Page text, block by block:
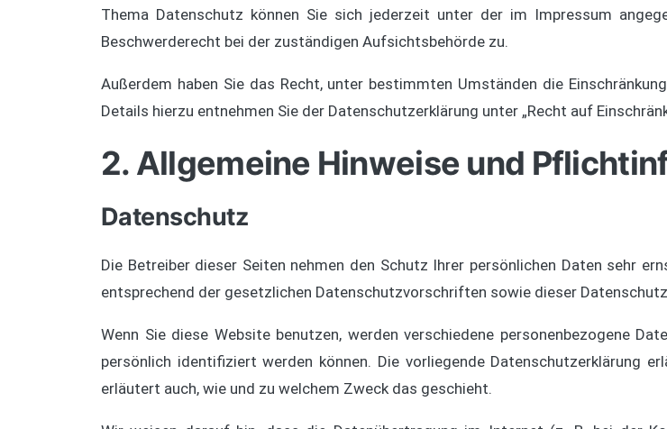
Thema Datenschutz können Sie sich jederzeit unter der im Impressum
Beschwerderecht bei der zuständigen Aufsichtsbehörde zu.
Außerdem haben Sie das Recht, unter bestimmten Umständen die
Details hierzu entnehmen Sie der Datenschutzerklärung unter „Recht auf
2. Allgemeine Hinweise und
Datenschutz
Die Betreiber dieser Seiten nehmen den Schutz Ihrer persönlichen Daten sehr
entsprechend der gesetzlichen Datenschutzvorschriften sowie dieser
Wenn Sie diese Website benutzen, werden verschiedene personenbezogene
persönlich identifiziert werden können. Die vorliegende Datenschutzerklärung
erläutert auch, wie und zu welchem Zweck das geschieht.